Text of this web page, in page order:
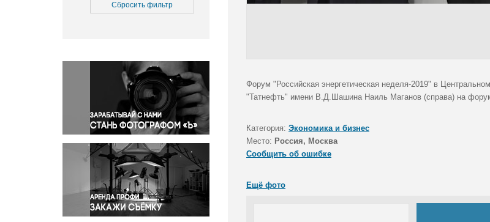
Медицина
Окружающая среда
Политика
Правосудие
Происшествия и конфликты
Религия
Светская жизнь
Спорт
Экология
Экономика и бизнес
Сбросить фильтр
Форум "Российская энергетическая неделя-2019" в
"Татнефть" имени В.Д.Шашина Наиль Маганов (справа) на
Категория: Экономика и бизнес
Место: Россия, Москва
Сообщить об ошибке
Ещё фото